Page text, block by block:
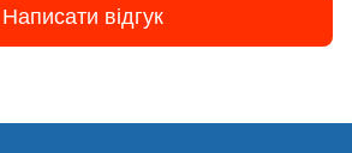
Написати відгук